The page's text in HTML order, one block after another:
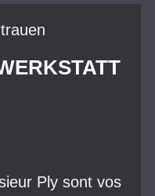
Ply sont vos